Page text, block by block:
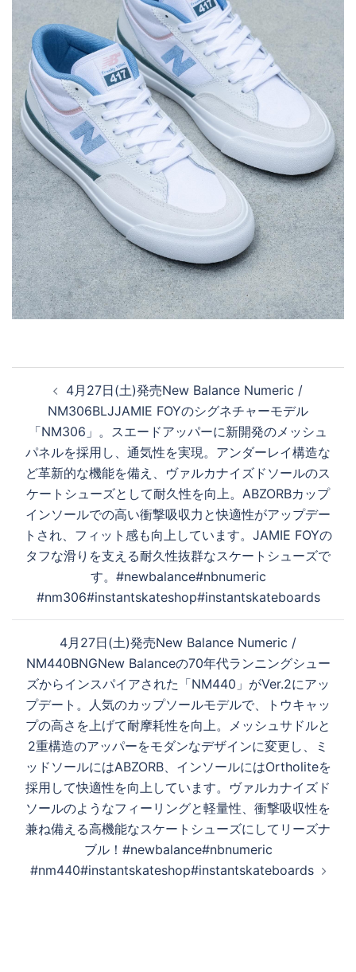
ゲ
ー
シ
ョ
ン
4月27日(土)発売New Balance Numeric /
NM306BLJJAMIE FOYのシグネチャーモデル
「NM306」。スエードアッパーに新開発のメッシュ
パネルを採用し、通気性を実現。アンダーレイ構造な
ど革新的な機能を備え、ヴァルカナイズドソールのス
ケートシューズとして耐久性を向上。ABZORBカップ
インソールでの高い衝撃吸収力と快適性がアップデー
トされ、フィット感も向上しています。JAMIE FOYの
タフな滑りを支える耐久性抜群なスケートシューズで
す。#newbalance#nbnumeric
#nm306#instantskateshop#instantskateboards
4月27日(土)発売New Balance Numeric /
NM440BNGNew Balanceの70年代ランニングシュー
ズからインスパイアされた「NM440」がVer.2にアッ
プデート。人気のカップソールモデルで、トウキャッ
プの高さを上げて耐摩耗性を向上。メッシュサドルと
2重構造のアッパーをモダンなデザインに変更し、ミ
ッドソールにはABZORB、インソールにはOrtholiteを
採用して快適性を向上しています。ヴァルカナイズド
ソールのようなフィーリングと軽量性、衝撃吸収性を
兼ね備える高機能なスケートシューズにしてリーズナ
ブル！#newbalance#nbnumeric
#nm440#instantskateshop#instantskateboards